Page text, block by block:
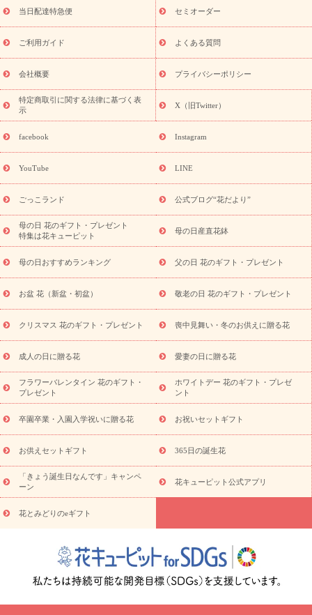
フト
お盆・お供え プリザーブドフラワー
ひまわり ギフト・プ
レゼント特集
夏の花贈り・お中元・暑中見舞い 花のギフト特集
敬老の日におくる花ギフト・プレゼント特集
花ギフト・プレゼント特集
敬老の日 花のおすすめランキング
敬
老の日 花鉢植えのギフト・プレゼント特集
敬老の日 花とセットギ
フト・プレゼント特集
敬老の日の花 全てのギフト一覧
キャン
ペーン
「きょう誕生日なんです」キャンペーン
探す
誕生日フラワーギフト 誕生日フラワーギフト特集
誕生
日フラワーギフト商品一覧
ユリ トルコキキョウ
誕生花(トルコキキョウ)
9月の誕生花(リンドウ)
誕生日セット
ギフト
「きょう誕生日なんです」キャンペーン
用途から探す お祝いの花特集 当日配達特急便
お祝い商品
一覧
お祝い 新築・引っ越し祝い
結婚記念日
結婚祝い 出産祝い 退院祝い・快気祝い
還暦
祝い・長寿祝い
プチギフト ペットのお祝いフラワー
元・暑中見舞い
敬老の日
お供え
お供え・お悔やみ商品一覧 お供え・お悔やみの花
十九日法要以降に贈る花
通夜・葬儀に贈る花
お供え お花とセッ
お盆（新盆・初盆）
お祝い返し お見舞い
お取り
プリザーブドフラワー
スタイルから探す
アレンジメント
蘭・花鉢
ミディ胡蝶蘭・お祝い ミディ胡蝶蘭・お供え
の青色胡蝶蘭
観葉植物 観葉植物 産直多肉植物
プリザーブ
ドフラワー
お祝い お供え・お悔やみ 花とセットギフト
ミオーダー
プチギフト（hanamore -ハナモア-）
花とみどりの
eギフト
花キューピットのeGfit カラー ピンク
レンジ
レッド お花の種類 バラ ユリ トルコキキョウ
予
算から探す
お祝い お祝い・3000円～ お祝い・
お祝い・5000円～ お祝い・7000円～ お祝い・10000円～
お供え・お悔やみ
お供え・お悔やみ・3000円～
お供え・お
悔やみ・5000円～ お供え・お悔やみ・7000円～
お供え・お悔
やみ・10000円～
365日の誕生花カレンダー
開店・開業祝
お祝いを贈るときのマナー・
花キューピットのお祝いコラム一覧
誕生日のお花を「色
彩心理学」で選ぶ方法
結婚祝いの予算相場
出産祝いお役立ち情
転職祝いのマナー基礎知識
ペットのお祝いワンポイントアド
バイス
スタンド花（フラスタ）のマナー
お見舞いのマナーとル
当日配達特急便 セミオーダー
ご利用ガイド よくある質問
会社概要 プライバシーポリシー
特定商取引に関する法律に基づく表
示
X（旧Twitter）
facebook Instagram
YouTube LINE
ごっこランド 公式ブログ“花だより”
母の日 花のギフト・プレゼント
特集は花キューピット
母の日産直花鉢
母の日おすすめランキング 父の日 花のギフト・プレゼント
お盆 花（新盆・初盆） 敬老の日 花のギフト・プレゼント
クリスマス 花のギフト・プレゼント 喪中見舞い・冬のお供えに贈る花
成人の日に贈る花 愛妻の日に贈る花
フラワーバレンタイン 花のギフト・
プレゼント
ホワイトデー 花のギフト・プレゼ
ント
卒園卒業・入園入学祝いに贈る花 お祝いセットギフト
お供えセットギフト 365日の誕生花
「きょう誕生日なんです」キャンペ
ーン
花キューピット公式アプリ
花とみどりのeギフト